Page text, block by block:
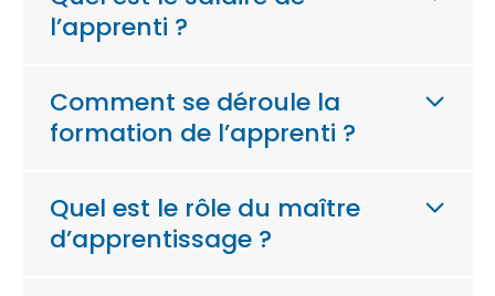
l’apprenti ?
Comment se déroule la
formation de l’apprenti ?
Quel est le rôle du maître
d’apprentissage ?